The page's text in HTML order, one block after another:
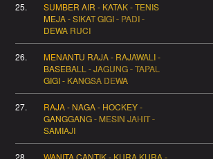
25.
SUMBER AIR - KATAK - TENIS
MEJA - SIKAT GIGI - PADI -
DEWA RUCI
26.
MENANTU RAJA - RAJAWALI -
BASEBALL - JAGUNG - TAPAL
GIGI - KANGSA DEWA
27.
RAJA - NAGA - HOCKEY -
GANGGANG - MESIN JAHIT -
SAMIAJI
28.
WANITA CANTIK - KURA KURA -